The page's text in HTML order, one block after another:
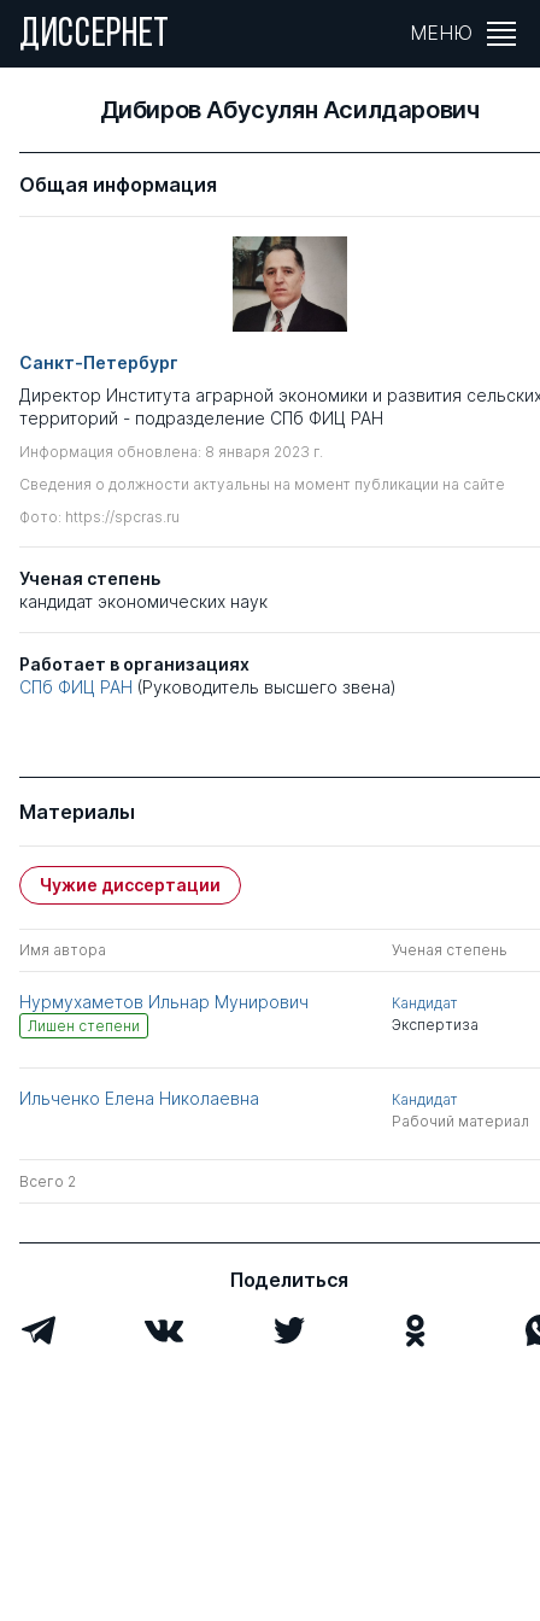
ДИССЕРНЕТ МЕНЮ
Дибиров Абусулян Асилдарович
Общая информация
Санкт-Петербург
Директор Института аграрной экономики и развития
территорий - подразделение СПб ФИЦ РАН
Информация обновлена: 8 января 2023 г.
Сведения о должности актуальны на момент публикации на сайте
Фото: https://spcras.ru
Ученая степень
кандидат экономических наук
Работает в организациях
СПб ФИЦ РАН (Руководитель высшего звена)
Материалы
Чужие диссертации
Имя автора Ученая степень
Нурмухаметов Ильнар Мунирович
Лишен степени
Кандидат
Экспертиза
Ильченко Елена Николаевна
Кандидат
Рабочий материал
Всего 2
Поделиться